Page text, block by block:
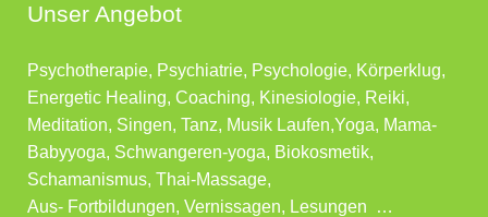
Unser Angebot
Psychotherapie, Psychiatrie, Psychologie, Körperklug,
Energetic Healing, Coaching, Kinesiologie, Reiki,
Meditation, Singen, Tanz, Musik Laufen,Yoga, Mama-
Babyyoga, Schwangeren-yoga, Biokosmetik,
Schamanismus, Thai-Massage,
Aus- Fortbildungen, Vernissagen, Lesungen …